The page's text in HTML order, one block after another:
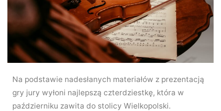
Na podstawie nadesłanych materiałów z prezentacją
gry jury wyłoni najlepszą czterdziestkę, która w
październiku zawita do stolicy Wielkopolski.